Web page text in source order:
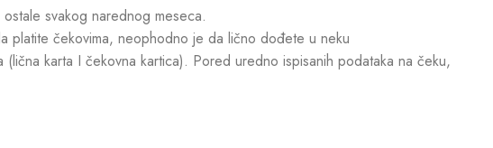
svakog narednog meseca.
platite čekovima, neophodno je da lično dođete u neku
karta I čekovna kartica). Pored uredno ispisanih podataka na čeku,